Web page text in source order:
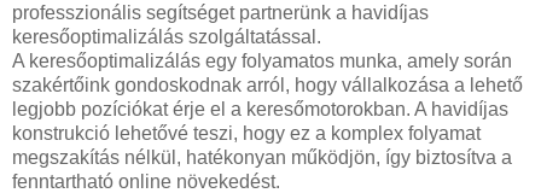
professzionális segítséget partnerünk a havidíjas
keresőoptimalizálás szolgáltatással.
A keresőoptimalizálás egy folyamatos munka, amely során
szakértőink gondoskodnak arról, hogy vállalkozása a lehető
legjobb pozíciókat érje el a keresőmotorokban. A havidíjas
konstrukció lehetővé teszi, hogy ez a komplex folyamat
megszakítás nélkül, hatékonyan működjön, így biztosítva a
fenntartható online növekedést.